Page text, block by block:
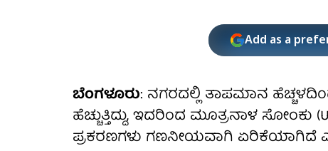
Add as a
ಬೆಂಗಳೂರು: ನಗರದಲ್ಲಿ ತಾಪಮಾನ
ಹೆಚ್ಚುತ್ತಿದ್ದು, ಇದರಿಂದ ಮೂತ್ರನಾಳ ಸೋಂಕು
ಪ್ರಕರಣಗಳು ಗಣನೀಯವಾಗಿ ಏರಿಕೆಯಾಗಿದೆ